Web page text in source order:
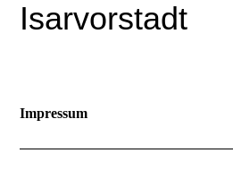
Isarvorstadt
Impressum